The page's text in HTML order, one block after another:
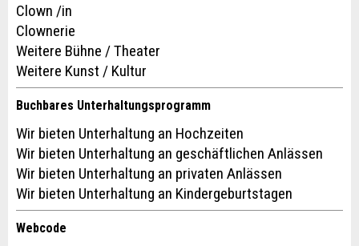
Nachricht
* Eingabe erforderlich
Zur Qualitätssicherung wird eine Kopie der E-Mail an
guidle übermittelt.
NACHRICHT SENDEN
Schliessen
Schliessen
Adresse
Clown /in
Clownerie
Weitere Bühne / Theater
Weitere Kunst / Kultur
Buchbares Unterhaltungsprogramm
Wir bieten Unterhaltung an Hochzeiten
Wir bieten Unterhaltung an geschäftlichen Anlässen
Wir bieten Unterhaltung an privaten Anlässen
Wir bieten Unterhaltung an Kindergeburtstagen
Webcode